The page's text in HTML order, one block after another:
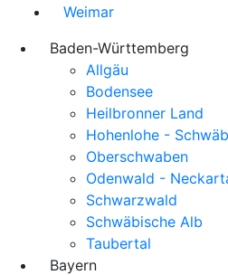
Weimar
Baden-Württemberg
Allgäu
Bodensee
Heilbronner Land
Hohenlohe -
Oberschwaben
Odenwald -
Schwarzwald
Schwäbische Alb
Taubertal
Bayern